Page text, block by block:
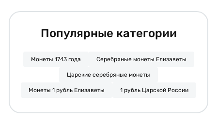
Популярные категории
Монеты 1743 года Серебряные монеты Елизаветы
Царские серебряные монеты
Монеты 1 рубль Елизаветы 1 рубль Царской России